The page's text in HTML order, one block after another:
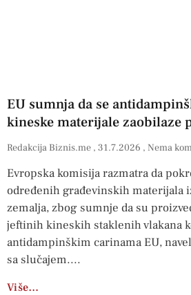
EU sumnja da se
kineske materijale zaobilaze
Redakcija Biznis.me 31.7.2026 Nema
Evropska komisija razmatra da
određenih građevinskih materijala
zemalja, zbog sumnje da su
jeftinih kineskih staklenih vlakana
antidampinškim carinama EU,
sa slučajem.
Više…